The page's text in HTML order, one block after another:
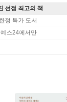
선정 최고의 책
정 특가 도서
스24에서만